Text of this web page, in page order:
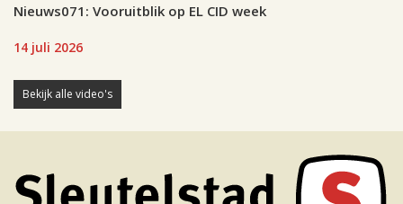
Nieuws071: Vooruitblik op EL CID week
14 juli 2026
Bekijk alle video's